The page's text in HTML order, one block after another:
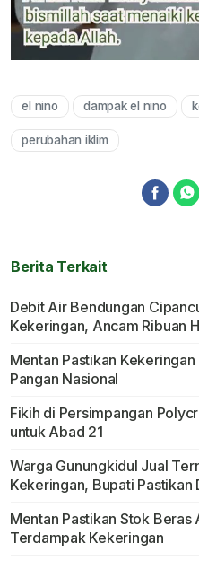
el nino dampak el nino
perubahan iklim
Berita Terkait
Debit Air Bendungan
Kekeringan, Ancam Ribuan
Mentan Pastikan
Pangan Nasional
Fikih di Persimpangan
untuk Abad 21
Warga Gunungkidul Jual
Kekeringan, Bupati
Mentan Pastikan Stok
Terdampak Kekeringan